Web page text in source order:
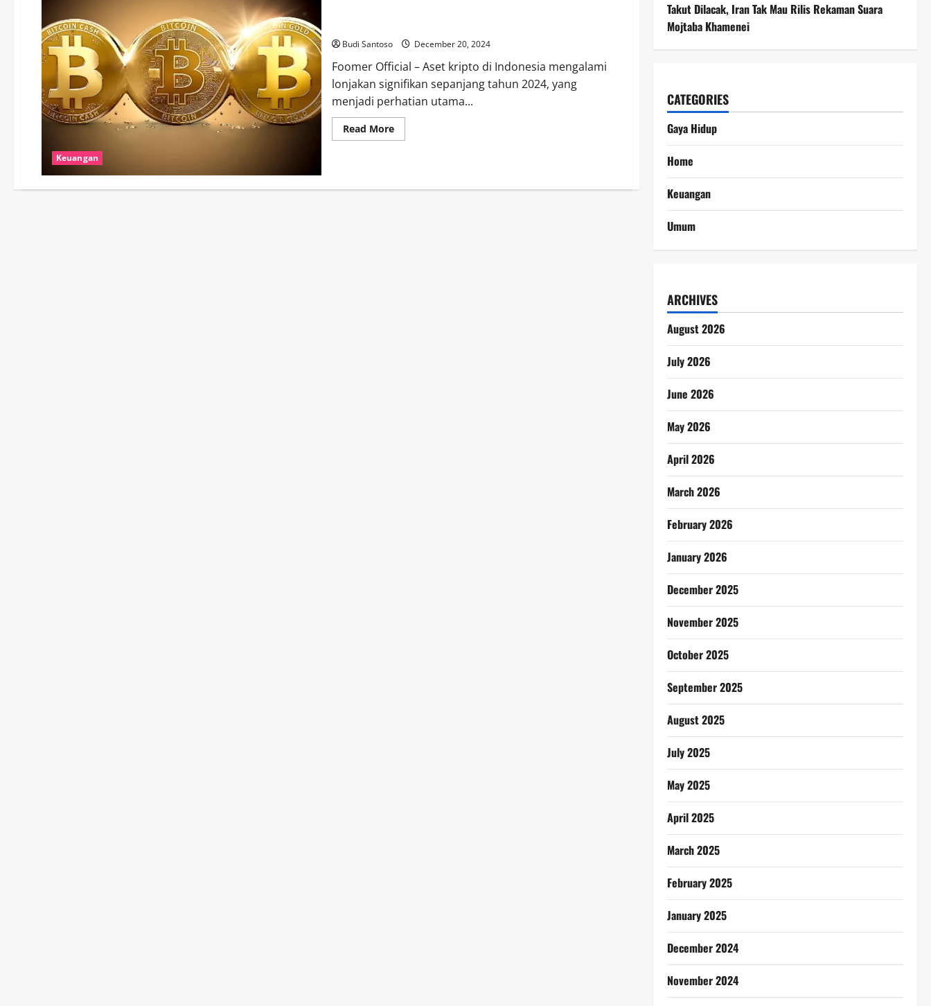
Keuangan
Budi Santoso December 20, 2024
Foomer Official – Aset kripto di Indonesia mengalami
lonjakan signifikan sepanjang tahun 2024, yang
menjadi perhatian utama...
Read MoreRead
more
Indonesia
Takut Dilacak, Iran Tak Mau Rilis Rekaman Suara
Mojtaba Khamenei
CATEGORIES
Gaya Hidup
Home
Keuangan
Umum
ARCHIVES
August 2026
July 2026
June 2026
May 2026
April 2026
March 2026
February 2026
January 2026
December 2025
November 2025
October 2025
September 2025
August 2025
July 2025
May 2025
April 2025
March 2025
February 2025
January 2025
December 2024
November 2024